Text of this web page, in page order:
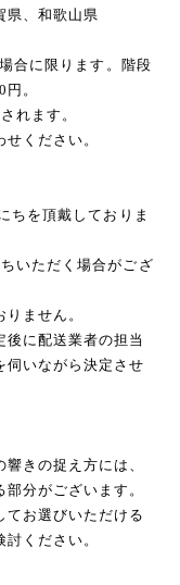
賀県、和歌山県
合に限ります。階段
。
れます。
ください。
ちを頂戴しておりま
いただく場合がござ
ません。
に配送業者の担当
伺いながら決定させ
きの捉え方には、
分がございます。
てお選びいただける
ください。